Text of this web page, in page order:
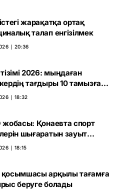
жарақатқа ортақ
талап енгізілмек
∣ 20:36
2026: мыңдаған
тағдыры 10 тамызға
болады
∣ 18:32
жобасы: Қонаевта спорт
шығаратын зауыт
∣ 18:15
қосымшасы арқылы тағамға
беруге болады